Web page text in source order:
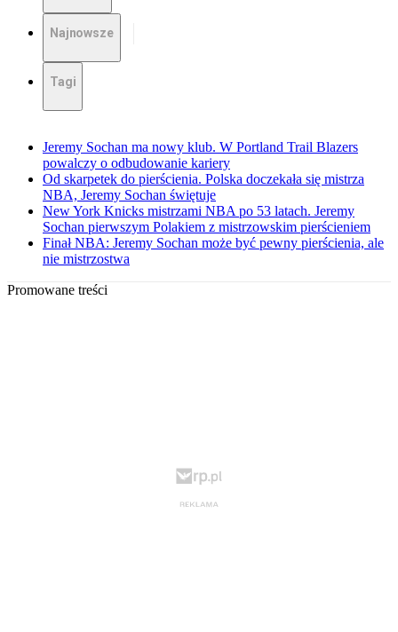
Najnowsze
Tagi
Jeremy Sochan ma nowy klub. W Portland Trail Blazers
powalczy o odbudowanie kariery
Od skarpetek do pierścienia. Polska doczekała się mistrza
NBA, Jeremy Sochan świętuje
New York Knicks mistrzami NBA po 53 latach. Jeremy
Sochan pierwszym Polakiem z mistrzowskim pierścieniem
Finał NBA: Jeremy Sochan może być pewny pierścienia, ale
nie mistrzostwa
Promowane treści